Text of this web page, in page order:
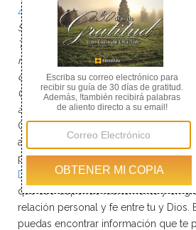
45:5-7
“Yo soy el Alfa y la Omega,
Señor, el que es y que era y que ha
Todopoderoso.”-Apocalipsis 1:8
me faltará. En lugares de delicados
descansar; Junto a aguas de reposo
Confortará mi alma; Me guiará por
amor de su nombre.”- Salmo 23:1-3
Querido lector, en esta sección
artículos y recursos que te inviten a
presencia de Dios para poder
Dios?
No pretendemos darte una
que eso depende fuertemente y en
relación personal y fe entre tu y Dios.
puedas encontrar información que te